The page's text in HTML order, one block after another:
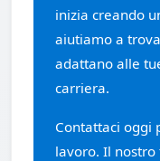
inizia creando
aiutiamo a
adattano alle
carriera.
Contattaci oggi
lavoro. Il